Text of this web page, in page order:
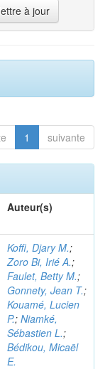
1 suivante
Auteur(s)
Koffi, Djary M.;
Zoro Bi, Irié A.;
Faulet, Betty M.;
Gonnety, Jean T.;
Kouamé, Lucien
P.; Niamké,
Sébastien L.;
Bédikou, Micaël
E.